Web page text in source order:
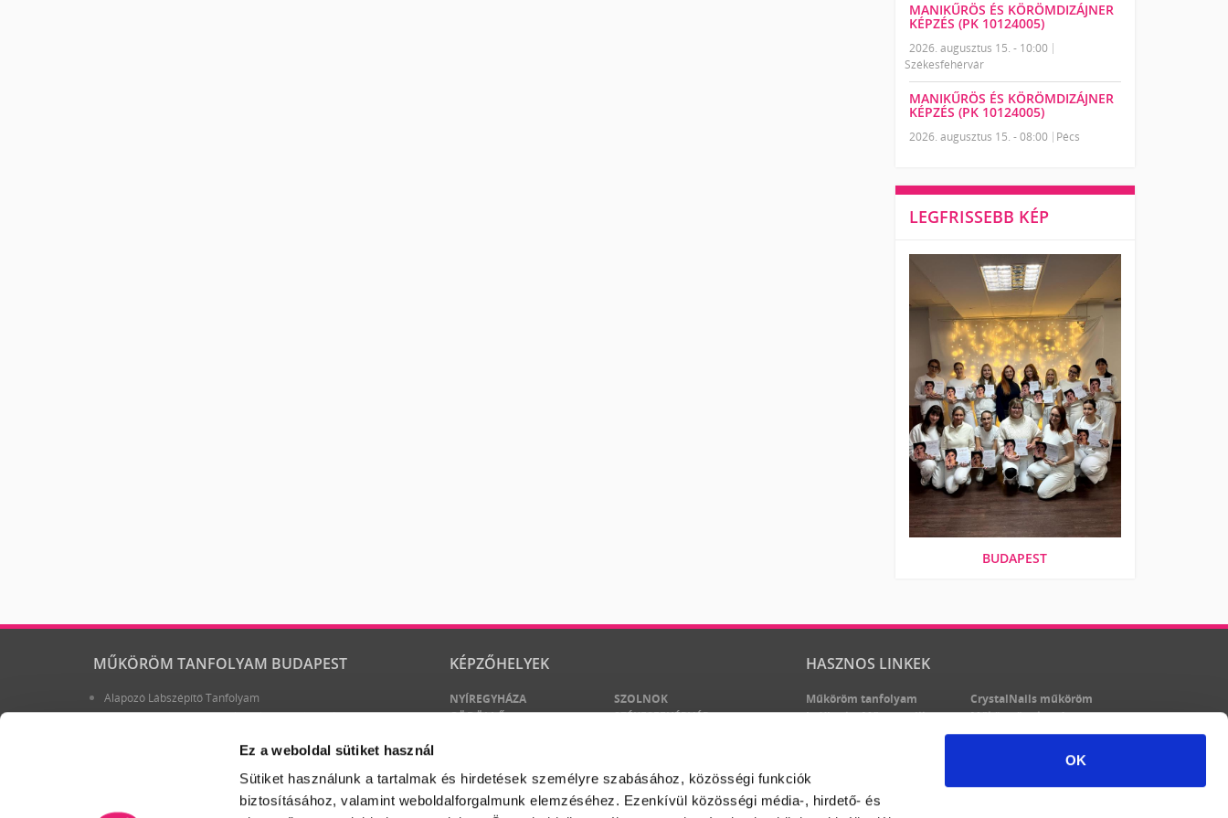
Ez a weboldal sütiket használ
Sütiket használunk a tartalmak és hirdetések személyre szabásához, közösségi funkciók
biztosításához, valamint weboldalforgalmunk elemzéséhez. Ezenkívül közösségi média-, hirdető- és
OK
MANIKŰRÖS ÉS KÖRÖMDIZÁJNER
KÉPZÉS (PK 10124005)
2026. augusztus 15. - 10:00
Székesfehérvár
MANIKŰRÖS ÉS KÖRÖMDIZÁJNER
KÉPZÉS (PK 10124005)
2026. augusztus 15. - 08:00 Pécs
LEGFRISSEBB KÉP
BUDAPEST
MŰKÖRÖM TANFOLYAM BUDAPEST
Alapozó Lábszépítő Tanfolyam
Körömszabályozás technikái – kombinált módszer és
Műkörömépítő, kézápoló szakoktatói képzés
MEGÚJÚLT!!! 2 napos PORCELÁN TECHNIKAI KÉPZÉS AZ
ALAPOKTÓL A PROFESSZIONÁLIS ANYAGKEZELÉSIG (2
KÉPZŐHELYEK
NYÍREGYHÁZA
SZOLNOK
GÖDÖLLŐ
SZÉKESFEHÉRVÁR
HASZNOS LINKEK
Műköröm tanfolyam
CrystalNails műköröm
LuXLash - Műszempilla
Műkörmös oktatás
Műkörömépítő tanfolyam